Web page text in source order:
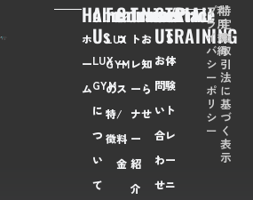
Home
ホ
ー
ム
About
Us
LUX
GYM
に
つ
い
て
Feaures
LUX
GYM
の
特
徴
Course/Price
コ
ー
ス
/
料
金
Trainer
ト
レ
ー
ナ
ー
紹
介
News
お
知
ら
せ
Contact
Us
お
問
い
合
わ
せ
TRIAL
TRAINING
体
験
ト
レ
ー
ニ
プ
ラ
イ
バ
シ
ー
ポ
リ
シ
ー
利
用
規
約
特
定
商
取
引
法
に
基
づ
く
表
示